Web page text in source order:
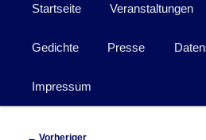
Startseite Veranstaltungen
Gedichte Presse
Impressum
Beitragsnavigation
← Vorheriger